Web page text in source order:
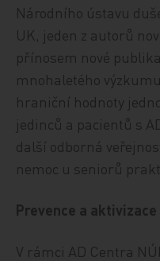
Národního ústavu
UK, jeden z autorů
přínosem nové
mnohaletého
hraniční hodnoty
jedinců a pacientů s
další odborná
nemoc u seniorů
Prevence a aktivizace
V rámci AD Centra